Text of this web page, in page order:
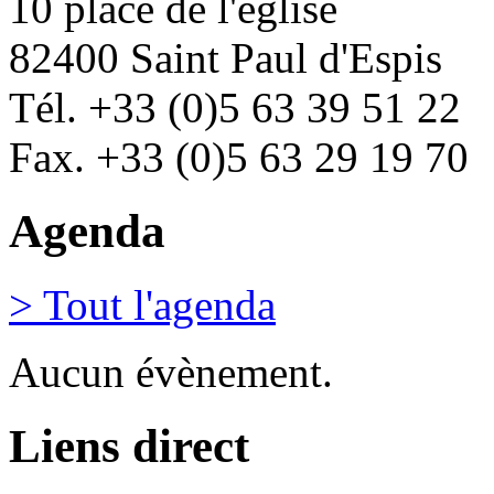
82400 Saint Paul d'Espis
Tél. +33 (0)5 63 39 51 22
Fax. +33 (0)5 63 29 19 70
Agenda
> Tout l'agenda
Aucun évènement.
Liens direct